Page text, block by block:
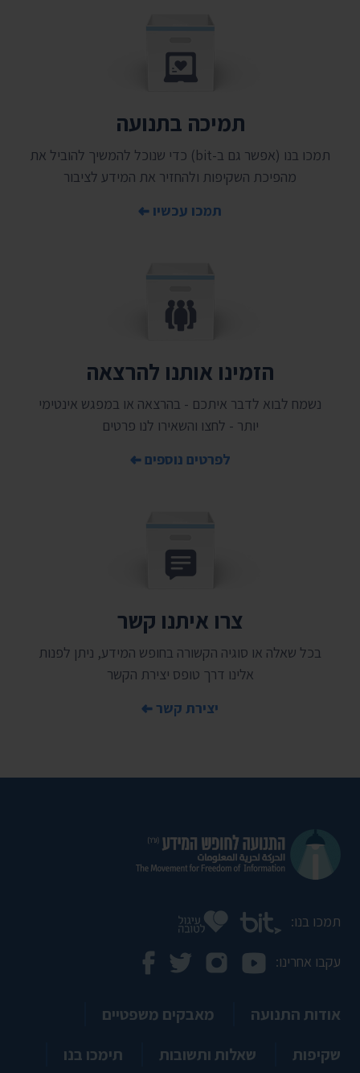
תמיכה בתנועה
תמכו בנו (אפשר גם ב-bit) כדי שנוכל להמשיך להוביל את
מהפיכת השקיפות ולהחזיר את המידע לציבור
תמכו עכשיו
הזמינו אותנו להרצאה
נשמח לבוא לדבר איתכם - בהרצאה או במפגש אינטימי
יותר - לחצו והשאירו לנו פרטים
לפרטים נוספים
צרו איתנו קשר
בכל שאלה או סוגיה הקשורה בחופש המידע, ניתן לפנות
אלינו דרך טופס יצירת הקשר
יצירת קשר
תמכו בנו:
עקבו אחרינו:
אודות התנועה
מאבקים משפטיים
שקיפות
שאלות ותשובות תימכו בנו